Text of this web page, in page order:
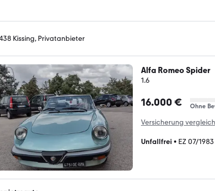
Kissing, Privatanbieter
Alfa Romeo Spider
1.6
16.000 € Ohne
Versicherung
Unfallfrei • EZ 07/1983